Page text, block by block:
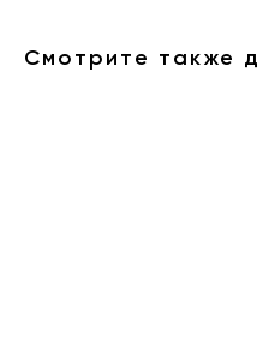
Смотрите также